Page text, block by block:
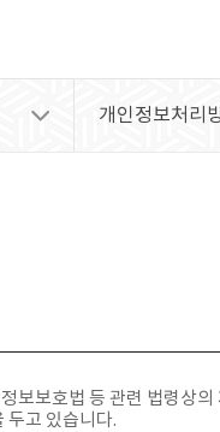
개인정보처리
보보호법 등 관련 법령상
두고 있습니다.